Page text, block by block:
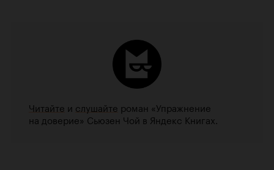
Читайте и слушайте роман «Упражнение
на доверие» Сьюзен Чой в Яндекс Книгах.